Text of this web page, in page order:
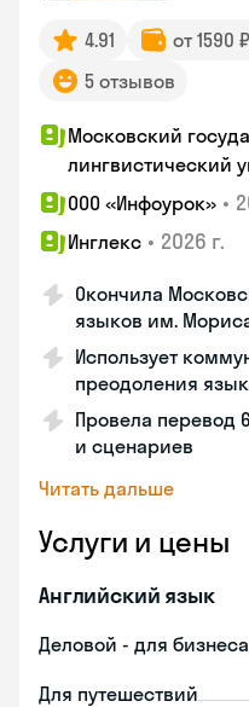
4.91 от 1590
5 отзывов
Московский
лингвистический
ООО «Инфоурок» •
Инглекс • 2026 г.
Окончила
языков им.
Использует
преодоления
Провела перевод
и сценариев
Читать дальше
Услуги и цены
Английский язык
Деловой - для бизнеса
Для путешествий